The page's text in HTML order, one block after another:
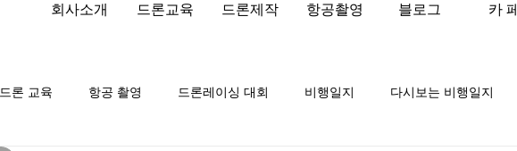
회사소개 드론교육 드론제작 항공촬영 블로그 카 페
드론 교육 항공 촬영 드론레이싱 대회 비행일지 다시보는 비행일지